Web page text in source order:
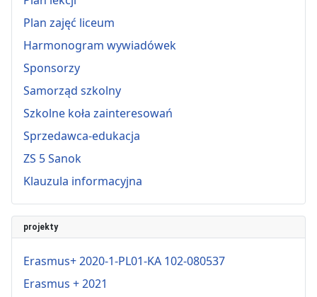
Plan zajęć liceum
Harmonogram wywiadówek
Sponsorzy
Samorząd szkolny
Szkolne koła zainteresowań
Sprzedawca-edukacja
ZS 5 Sanok
Klauzula informacyjna
projekty
Erasmus+ 2020-1-PL01-KA 102-080537
Erasmus + 2021